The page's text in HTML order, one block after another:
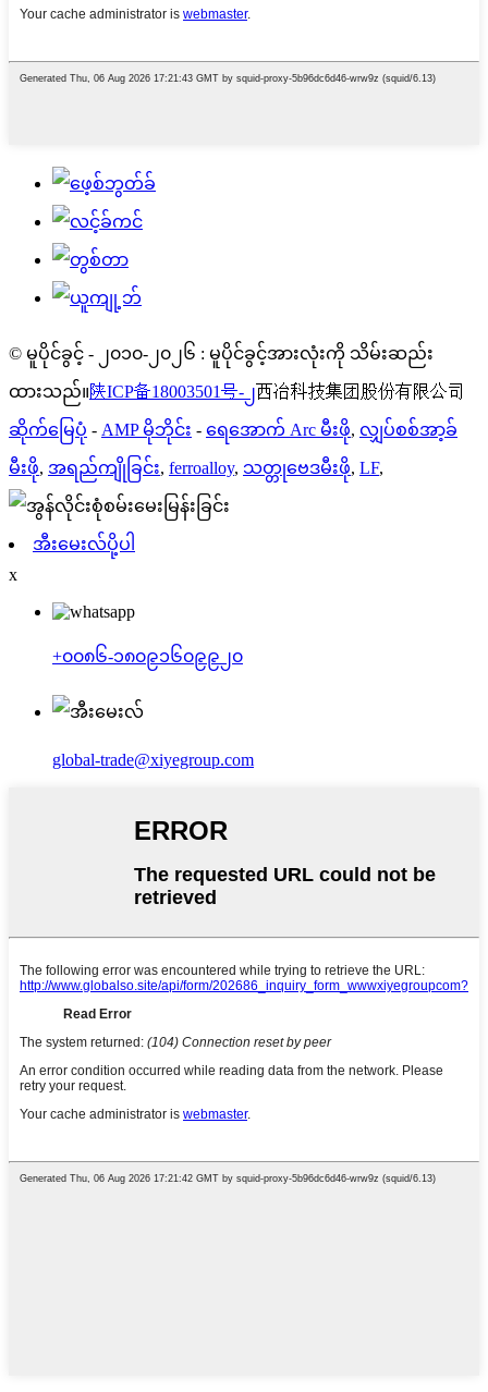
© မူပိုင်ခွင့် - ၂၀၁၀-၂၀၂၆ : မူပိုင်ခွင့်အားလုံးကို သိမ်းဆည်း
ထားသည်။陕ICP备18003501号-၂西冶科技集团股份有限公司
ဆိုက်မြေပုံ - AMP မိုဘိုင်း - ရေအောက် Arc မီးဖို, လျှပ်စစ်အာ့ခ်
မီးဖို, အရည်ကျိုခြင်း, ferroalloy, သတ္တုဗေဒမီးဖို, LF,
အီးမေးလ်ပို့ပါ
x
+၀၀၈၆-၁၈၀၉၁၆၀၉၉၂၀
global-trade@xiyegroup.com